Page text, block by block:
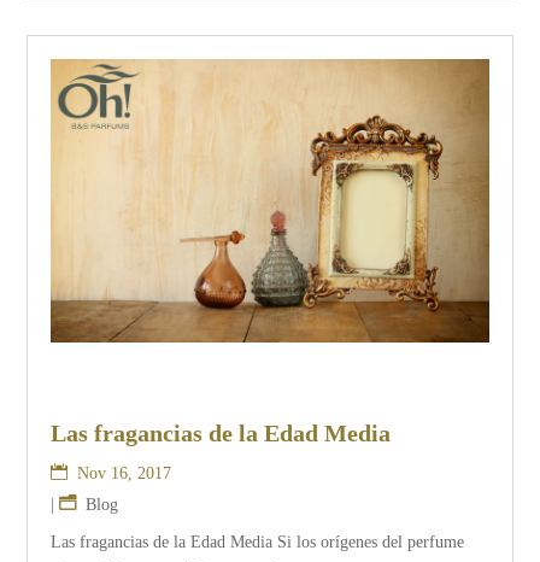
Las fragancias de la Edad Media
Nov 16, 2017
|
Blog
Las fragancias de la Edad Media Si los orígenes del perfume